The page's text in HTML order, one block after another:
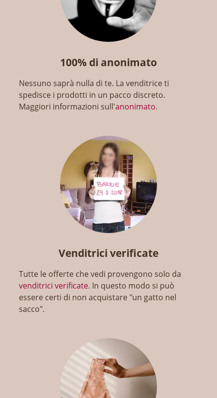
100% di anonimato
Nessuno saprà nulla di te. La venditrice ti
spedisce i prodotti in un pacco discreto.
Maggiori informazioni sull'anonimato.
Venditrici verificate
Tutte le offerte che vedi provengono solo da
venditrici verificate. In questo modo si può
essere certi di non acquistare "un gatto nel
sacco".